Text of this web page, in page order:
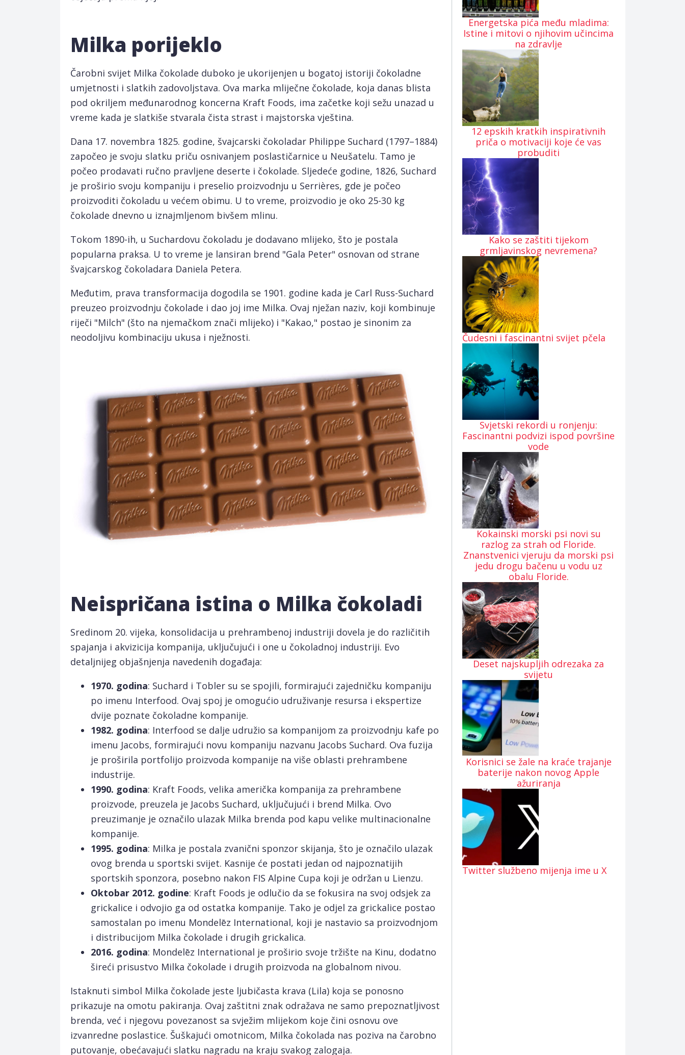
Milka porijeklo
Čarobni svijet Milka čokolade duboko je ukorijenjen u bogatoj istoriji čokoladne
umjetnosti i slatkih zadovoljstava. Ova marka mliječne čokolade, koja danas blista
pod okriljem međunarodnog koncerna Kraft Foods, ima začetke koji sežu unazad u
vreme kada je slatkiše stvarala čista strast i majstorska vještina.
Dana 17. novembra 1825. godine, švajcarski čokoladar Philippe Suchard (1797–1884)
započeo je svoju slatku priču osnivanjem poslastičarnice u Neušatelu. Tamo je
počeo prodavati ručno pravljene deserte i čokolade. Sljedeće godine, 1826, Suchard
je proširio svoju kompaniju i preselio proizvodnju u Serrières, gde je počeo
proizvoditi čokoladu u većem obimu. U to vreme, proizvodio je oko 25-30 kg
čokolade dnevno u iznajmljenom bivšem mlinu.
Tokom 1890-ih, u Suchardovu čokoladu je dodavano mlijeko, što je postala
popularna praksa. U to vreme je lansiran brend "Gala Peter" osnovan od strane
švajcarskog čokoladara Daniela Petera.
Međutim, prava transformacija dogodila se 1901. godine kada je Carl Russ-Suchard
preuzeo proizvodnju čokolade i dao joj ime Milka. Ovaj nježan naziv, koji kombinuje
riječi "Milch" (što na njemačkom znači mlijeko) i "Kakao," postao je sinonim za
neodoljivu kombinaciju ukusa i nježnosti.
Neispričana istina o Milka čokoladi
Sredinom 20. vijeka, konsolidacija u prehrambenoj industriji dovela je do različitih
spajanja i akvizicija kompanija, uključujući i one u čokoladnoj industriji. Evo
detaljnijeg objašnjenja navedenih događaja:
1970. godina: Suchard i Tobler su se spojili, formirajući zajedničku kompaniju
po imenu Interfood. Ovaj spoj je omogućio udruživanje resursa i ekspertize
dvije poznate čokoladne kompanije.
1982. godina: Interfood se dalje udružio sa kompanijom za proizvodnju kafe po
imenu Jacobs, formirajući novu kompaniju nazvanu Jacobs Suchard. Ova fuzija
je proširila portfolijo proizvoda kompanije na više oblasti prehrambene
industrije.
1990. godina: Kraft Foods, velika američka kompanija za prehrambene
proizvode, preuzela je Jacobs Suchard, uključujući i brend Milka. Ovo
preuzimanje je označilo ulazak Milka brenda pod kapu velike multinacionalne
kompanije.
1995. godina: Milka je postala zvanični sponzor skijanja, što je označilo ulazak
ovog brenda u sportski svijet. Kasnije će postati jedan od najpoznatijih
sportskih sponzora, posebno nakon FIS Alpine Cupa koji je održan u Lienzu.
Oktobar 2012. godine: Kraft Foods je odlučio da se fokusira na svoj odsjek za
grickalice i odvojio ga od ostatka kompanije. Tako je odjel za grickalice postao
samostalan po imenu Mondelēz International, koji je nastavio sa proizvodnjom
i distribucijom Milka čokolade i drugih grickalica.
2016. godina: Mondelēz International je proširio svoje tržište na Kinu, dodatno
šireći prisustvo Milka čokolade i drugih proizvoda na globalnom nivou.
Istaknuti simbol Milka čokolade jeste ljubičasta krava (Lila) koja se ponosno
prikazuje na omotu pakiranja. Ovaj zaštitni znak odražava ne samo prepoznatljivost
brenda, već i njegovu povezanost sa svježim mlijekom koje čini osnovu ove
izvanredne poslastice. Šuškajući omotnicom, Milka čokolada nas poziva na čarobno
putovanje, obećavajući slatku nagradu na kraju svakog zalogaja.
Energetska pića među mladima:
Istine i mitovi o njihovim učincima
na zdravlje
12 epskih kratkih inspirativnih
priča o motivaciji koje će vas
probuditi
Kako se zaštiti tijekom
grmljavinskog nevremena?
Čudesni i fascinantni svijet pčela
Svjetski rekordi u ronjenju:
Fascinantni podvizi ispod površine
vode
Kokainski morski psi novi su
razlog za strah od Floride.
Znanstvenici vjeruju da morski psi
jedu drogu bačenu u vodu uz
obalu Floride.
Deset najskupljih odrezaka za
svijetu
Korisnici se žale na kraće trajanje
baterije nakon novog Apple
ažuriranja
Twitter službeno mijenja ime u X